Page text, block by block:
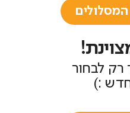
רק לבחור
:)